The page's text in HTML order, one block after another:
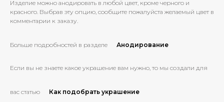
Изделие можно анодировать в любой цвет, кроме черного и
красного. Выбрав эту опцию, сообщите пожалуйста желаемый цвет в
комментарии к заказу.
Больше подробностей в разделе Анодирование
Если вы не знаете какое украшение вам нужно, то мы создали для
вас статью Как подобрать украшение